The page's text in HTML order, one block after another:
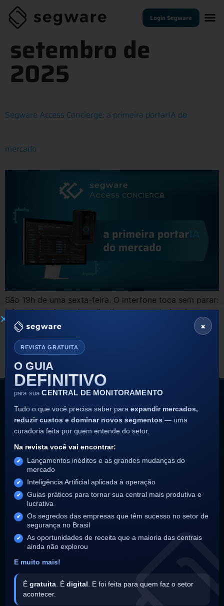
Login Segware
Dia:22 de
setembro de
2025
Segware Access Concierge: a primeira portarIA do
mercado
São 19h de uma sexta-feira. O interfone toca sem parar:
três entregadores de aplicativo, um prestador de
serviço e uma visita social tentam acessar o
condomínio ao mesmo tempo. O operador da central já
está em outra ligação, os moradores ficam impacientes
Segware Access Concierge, […]
Siga nossas redes sociais
Institucional
Sobre
25 anos Segware
Parceiros Integradores
Trabalhe Conosco
Política de Privacidade
Termos de Uso
Soluções
Segware SIGMA AI
×
REVISTA GRATUITA
O GUIA
DEFINITIVO
para sua CENTRAL DE MONITORAMENTO
Tudo o que você precisa saber para expandir mercados,
reduzir custos e dominar novos segmentos — uma
curadoria feita por quem entende do setor.
Na revista você vai encontrar:
Lançamentos inéditos e as grandes mudanças do
mercado
Inteligência Artificial aplicada à operação
Guias práticos para tornar sua central mais produtiva e
lucrativa
Os segredos das empresas que têm sucesso no setor de
segurança no Brasil
As oportunidades de receita que a maioria das centrais
ainda não explorou
E muito mais!
É gratuita. É digital . E foi feita para quem faz o setor
acontecer.